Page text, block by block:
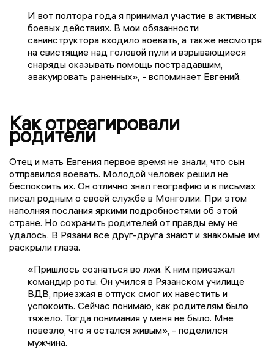
И вот полтора года я принимал участие в активных
боевых действиях. В мои обязанности
санинструктора входило воевать, а также несмотря
на свистящие над головой пули и взрывающиеся
снаряды оказывать помощь пострадавшим,
эвакуировать раненных», - вспоминает Евгений.
Как отреагировали
родители
Отец и мать Евгения первое время не знали, что сын
отправился воевать. Молодой человек решил не
беспокоить их. Он отлично знал географию и в письмах
писал родным о своей службе в Монголии. При этом
наполняя послания яркими подробностями об этой
стране. Но сохранить родителей от правды ему не
удалось. В Рязани все друг-друга знают и знакомые им
раскрыли глаза.
«Пришлось сознаться во лжи. К ним приезжал
командир роты. Он учился в Рязанском училище
ВДВ, приезжая в отпуск смог их навестить и
успокоить. Сейчас понимаю, как родителям было
тяжело. Тогда понимания у меня не было. Мне
повезло, что я остался живым», - поделился
мужчина.